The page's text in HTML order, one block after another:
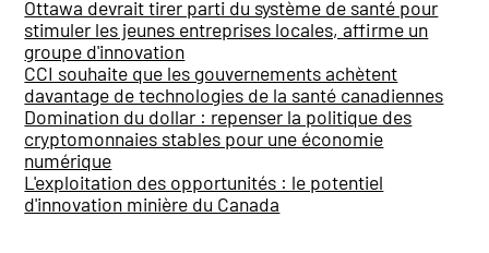
Ottawa devrait tirer parti du système de santé pour
stimuler les jeunes entreprises locales, affirme un
groupe d'innovation
CCI souhaite que les gouvernements achètent
davantage de technologies de la santé canadiennes
Domination du dollar : repenser la politique des
cryptomonnaies stables pour une économie
numérique
L'exploitation des opportunités : le potentiel
d'innovation minière du Canada